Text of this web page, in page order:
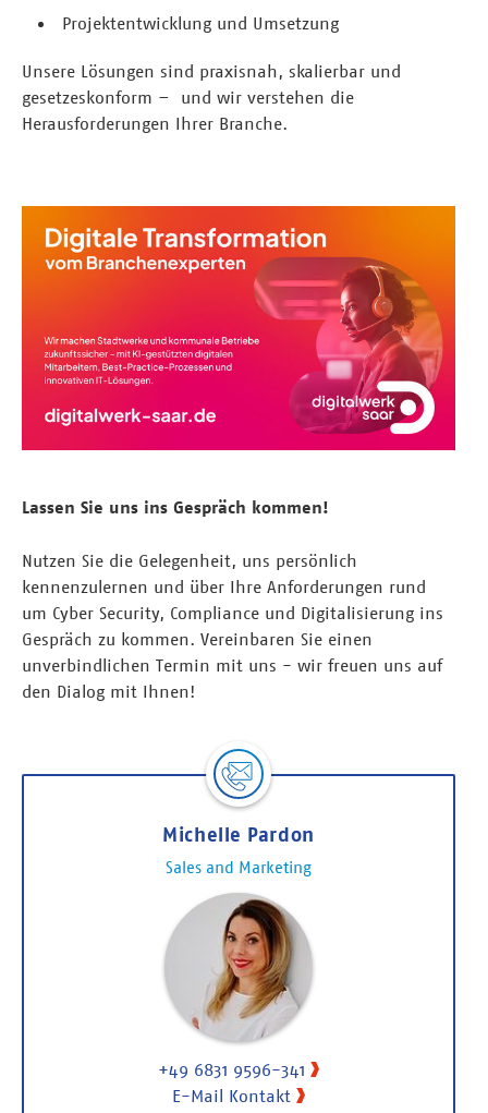
Projektentwicklung und Umsetzung
Unsere Lösungen sind praxisnah, skalierbar und
gesetzeskonform – und wir verstehen die
Herausforderungen Ihrer Branche.
Lassen Sie uns ins Gespräch kommen!
Nutzen Sie die Gelegenheit, uns persönlich
kennenzulernen und über Ihre Anforderungen rund
um Cyber Security, Compliance und Digitalisierung ins
Gespräch zu kommen. Vereinbaren Sie einen
unverbindlichen Termin mit uns - wir freuen uns auf
den Dialog mit Ihnen!
Michelle Pardon
Sales and Marketing
+49 6831 9596-341
E-Mail Kontakt